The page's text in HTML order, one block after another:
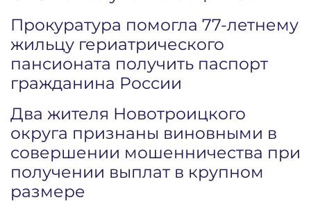
Прокуратура помогла 77-летнему
жильцу гериатрического
пансионата получить паспорт
гражданина России
Два жителя Новотроицкого
округа признаны виновными в
совершении мошенничества при
получении выплат в крупном
размере